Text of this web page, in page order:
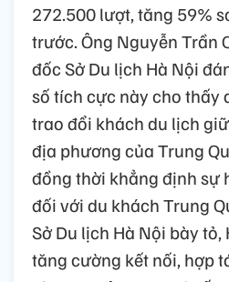
272.500 lượt, tăng 59%
trước. Ông Nguyễn Trần
đốc Sở Du lịch Hà Nội
số tích cực này cho thấy
trao đổi khách du lịch
địa phương của Trung
đồng thời khẳng định sự
đối với du khách Trung
Sở Du lịch Hà Nội bày
tăng cường kết nối, hợp